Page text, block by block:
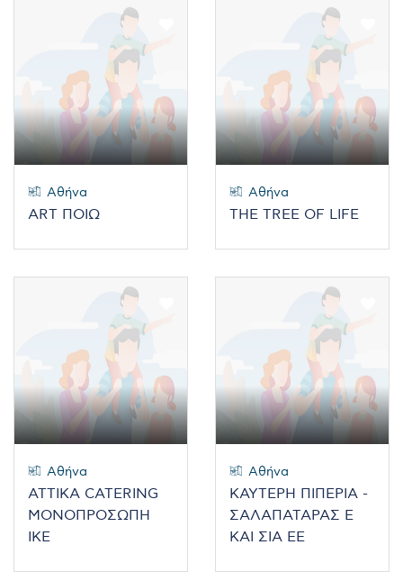
Αθήνα
ART ΠΟΙΩ
Αθήνα
THE TREE OF LIFE
Αθήνα
ATTIKA CATERING
ΜΟΝΟΠΡΟΣΩΠΗ
ΙΚΕ
Αθήνα
ΚΑΥΤΕΡΗ ΠΙΠΕΡΙΑ -
ΣΑΛΑΠΑΤΑΡΑΣ Ε
ΚΑΙ ΣΙΑ ΕΕ